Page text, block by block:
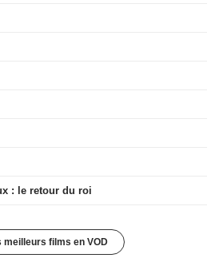
: le retour du roi
meilleurs films en VOD